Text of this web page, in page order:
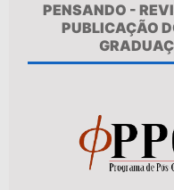
PENSANDO -
PUBLICAÇÃO